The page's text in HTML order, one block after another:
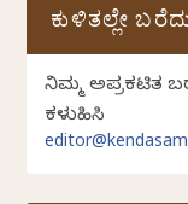
ಕುಳಿತಲ್ಲೇ
ನಿಮ್ಮ ಅಪ್ರಕಟಿತ
ಕಳುಹಿಸಿ